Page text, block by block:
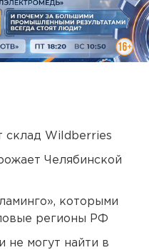
склад Wildberries
Челябинской
которыми
регионы РФ
не могут найти в